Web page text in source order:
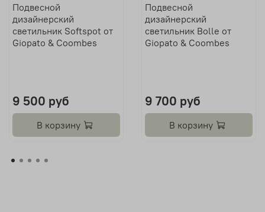
Подвесной
дизайнерский
светильник Softspot от
Giopato & Coombes
9 500 руб
В корзину
Подвесной
дизайнерский
светильник Bolle от
Giopato & Coombes
9 700 руб
В корзину